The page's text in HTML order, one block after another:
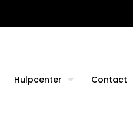
Hulpcenter Contact